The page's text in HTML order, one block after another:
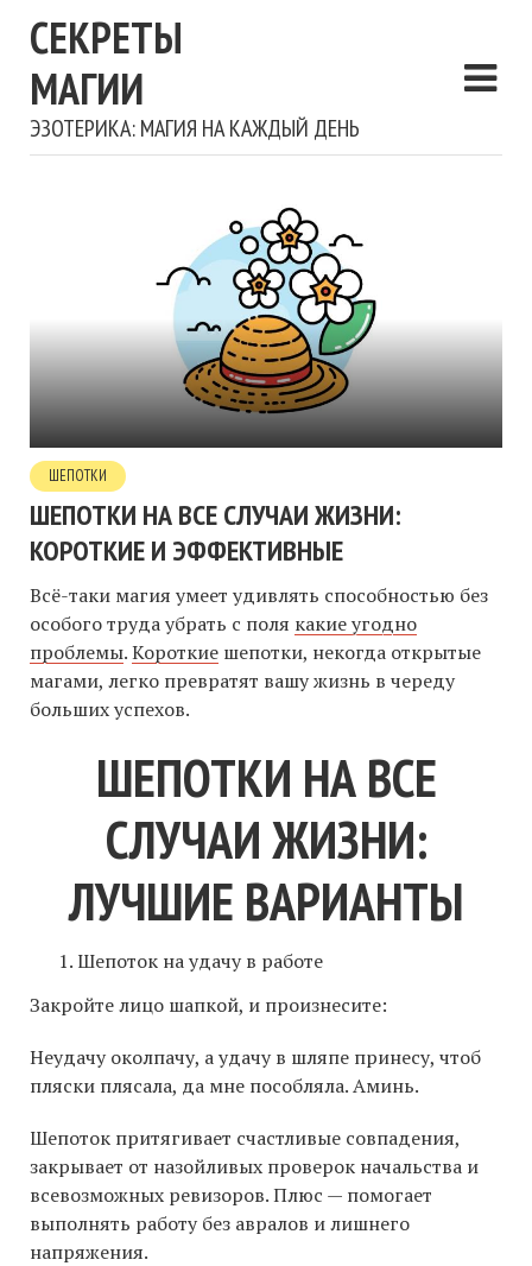
СЕКРЕТЫ
МАГИИ
ЭЗОТЕРИКА: МАГИЯ НА КАЖДЫЙ ДЕНЬ
ШЕПОТКИ
ШЕПОТКИ НА ВСЕ СЛУЧАИ ЖИЗНИ:
КОРОТКИЕ И ЭФФЕКТИВНЫЕ
Всё-таки магия умеет удивлять способностью без
особого труда убрать с поля какие угодно
проблемы.Короткие шепотки, некогда открытые
магами, легко превратят вашу жизнь в череду
больших успехов.
ШЕПОТКИ НА ВСЕ
СЛУЧАИ ЖИЗНИ:
ЛУЧШИЕ ВАРИАНТЫ
Шепоток на удачу в работе
Закройте лицо шапкой, и произнесите:
Неудачу околпачу, а удачу в шляпе принесу, чтоб
пляски плясала, да мне пособляла. Аминь.
Шепоток притягивает счастливые совпадения,
закрывает от назойливых проверок начальства и
всевозможных ревизоров. Плюс — помогает
выполнять работу без авралов и лишнего
напряжения.